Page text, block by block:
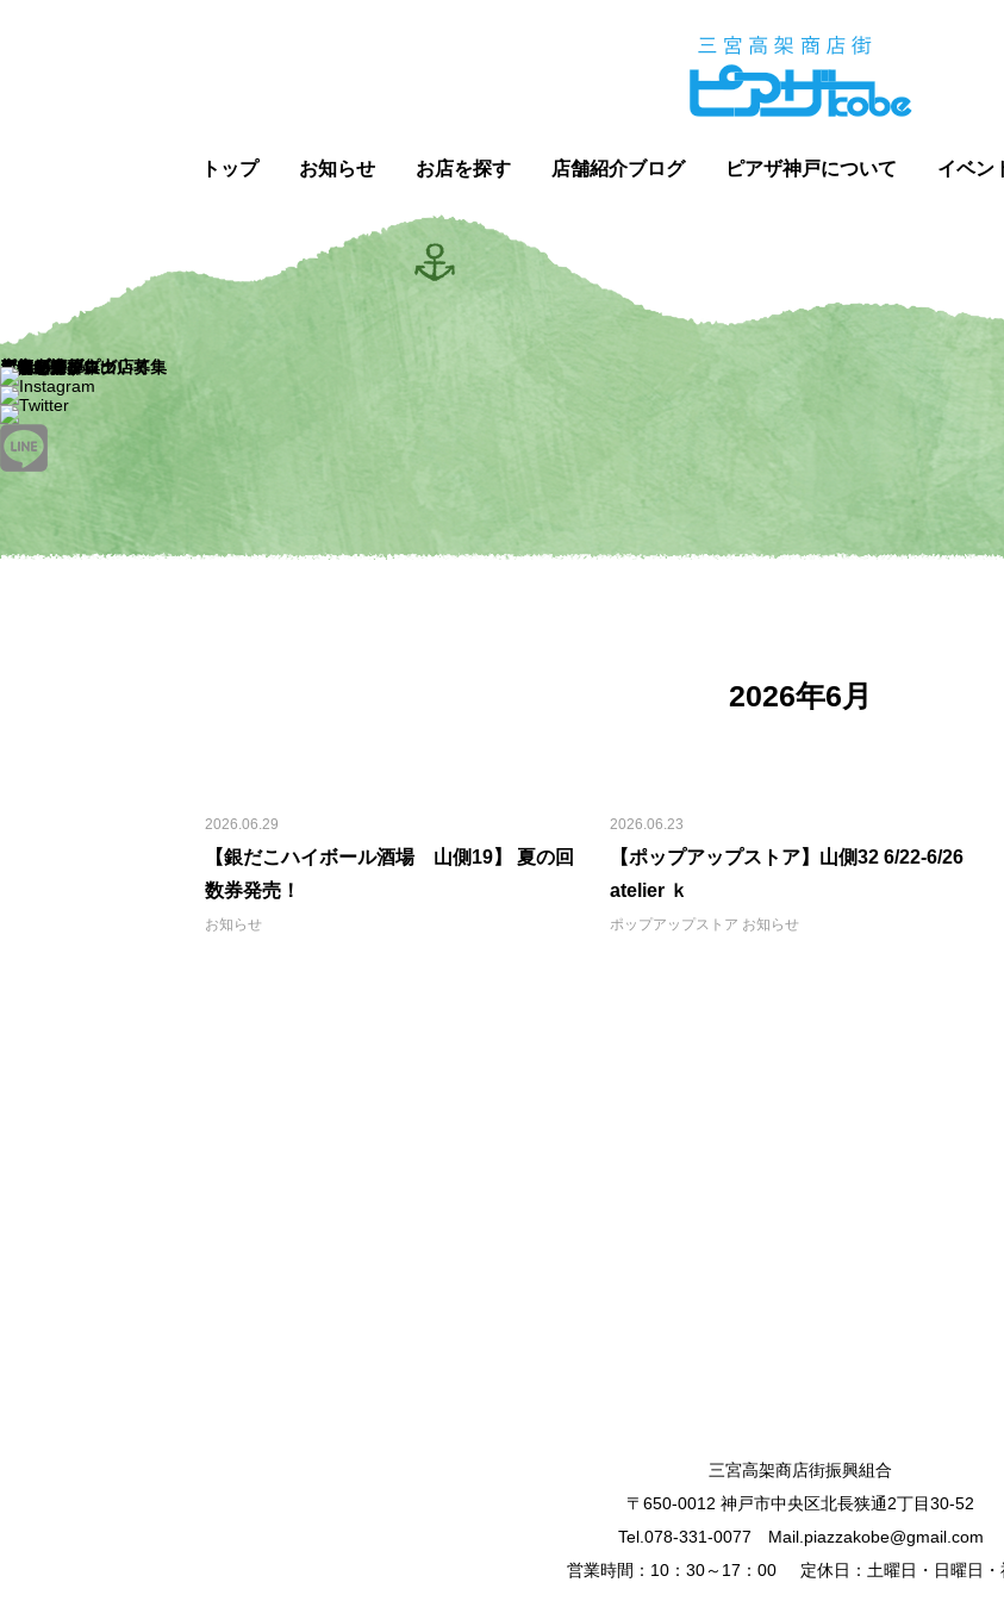
トップ お知らせ お店を探す 店舗紹介ブログ ピアザ神戸について イベン
トップ
お知らせ
お店を探す
新店舗
店舗一覧
店舗マップ
店舗紹介ブログ
ピアザ神戸について
イベント
ピアザマルシェ
ピアザの日
ポップアップ出店募集
新規出店募集
2026年6月
2026.06.29
【銀だこハイボール酒場 山側19】 夏の回
数券発売！
お知らせ
2026.06.23
【ポップアップストア】山側32 6/22-6/26
atelier ｋ
ポップアップストア お知らせ
三宮高架商店街振興組合
〒650-0012 神戸市中央区北長狭通2丁目30-52
Tel.078-331-0077 Mail.piazzakobe@gmail.com
営業時間：10：30～17：00
定休日：土曜日・日曜日・